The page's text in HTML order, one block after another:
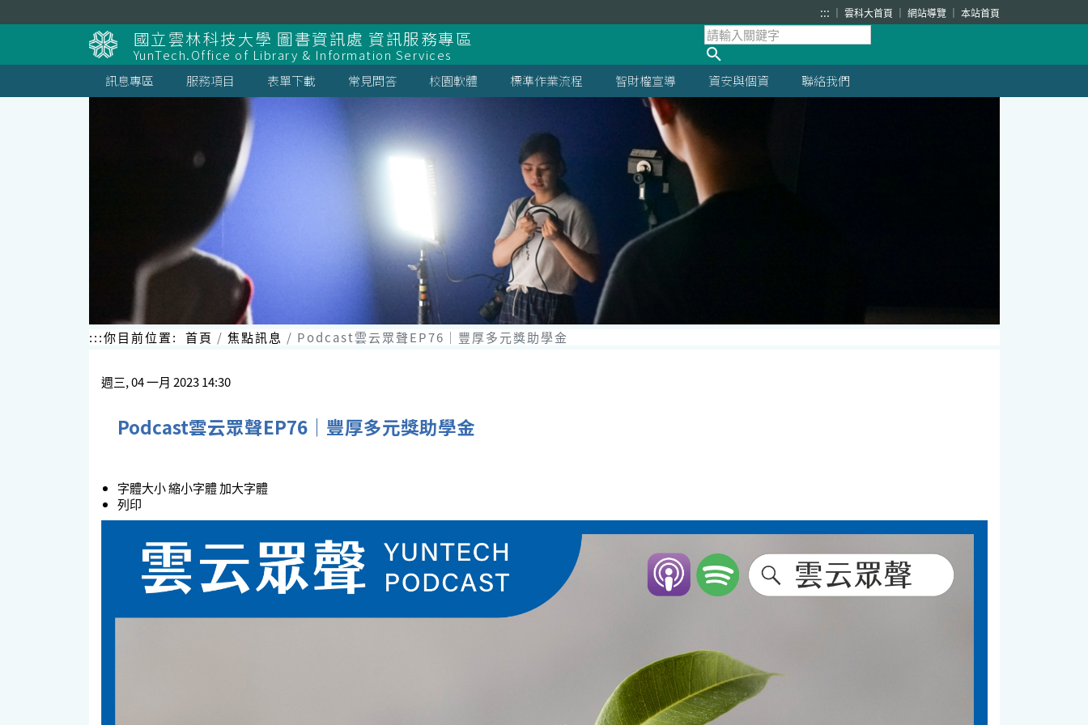
到
主
要
內
容
::: 雲科大首頁 網站導覽 本站首頁
國立雲林科技大學 圖書資訊處 資訊服務專區
YunTech.Office of Library & Information Services
訊息專區
服務項目 表單下載 常見問答 校園軟體 標準作業流程 智財權宣導 資安與個資 聯絡我們
:::你目前位置: 首頁 焦點訊息 Podcast雲云眾聲EP76｜豐厚多元獎助學金
週三, 04 一月 2023 14:30
Podcast雲云眾聲EP76｜豐厚多元獎助學金
字體大小縮小字體加大字體
列印